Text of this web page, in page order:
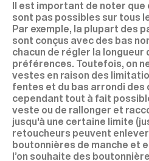
Il est important de noter
sont pas possibles sur tous
Par exemple, la plupart des
sont conçus avec des bas
chacun de régler la longueur
préférences. Toutefois, on
vestes en raison des
fentes et du bas arrondi des
cependant tout à fait
veste ou de rallonger et
jusqu'à une certaine limite
retoucheurs peuvent
boutonnières de manche et
l’on souhaite des